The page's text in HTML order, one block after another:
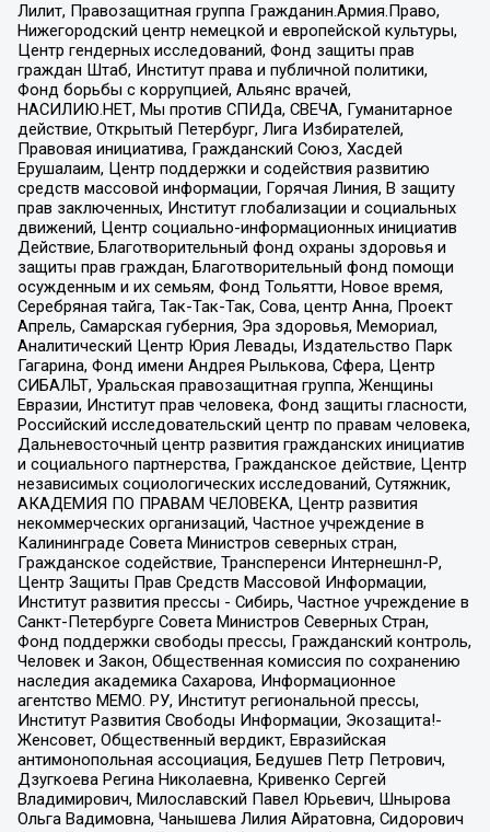
Лилит, Правозащитная группа Гражданин.Армия.Право,
Нижегородский центр немецкой и европейской культуры,
Центр гендерных исследований, Фонд защиты прав
граждан Штаб, Институт права и публичной политики,
Фонд борьбы с коррупцией, Альянс врачей,
НАСИЛИЮ.НЕТ, Мы против СПИДа, СВЕЧА, Гуманитарное
действие, Открытый Петербург, Лига Избирателей,
Правовая инициатива, Гражданский Союз, Хасдей
Ерушалаим, Центр поддержки и содействия развитию
средств массовой информации, Горячая Линия, В защиту
прав заключенных, Институт глобализации и социальных
движений, Центр социально-информационных инициатив
Действие, Благотворительный фонд охраны здоровья и
защиты прав граждан, Благотворительный фонд помощи
осужденным и их семьям, Фонд Тольятти, Новое время,
Серебряная тайга, Так-Так-Так, Сова, центр Анна, Проект
Апрель, Самарская губерния, Эра здоровья, Мемориал,
Аналитический Центр Юрия Левады, Издательство Парк
Гагарина, Фонд имени Андрея Рылькова, Сфера, Центр
СИБАЛЬТ, Уральская правозащитная группа, Женщины
Евразии, Институт прав человека, Фонд защиты гласности,
Российский исследовательский центр по правам человека,
Дальневосточный центр развития гражданских инициатив
и социального партнерства, Гражданское действие, Центр
независимых социологических исследований, Сутяжник,
АКАДЕМИЯ ПО ПРАВАМ ЧЕЛОВЕКА, Центр развития
некоммерческих организаций, Частное учреждение в
Калининграде Совета Министров северных стран,
Гражданское содействие, Трансперенси Интернешнл-Р,
Центр Защиты Прав Средств Массовой Информации,
Институт развития прессы - Сибирь, Частное учреждение в
Санкт-Петербурге Совета Министров Северных Стран,
Фонд поддержки свободы прессы, Гражданский контроль,
Человек и Закон, Общественная комиссия по сохранению
наследия академика Сахарова, Информационное
агентство МЕМО. РУ, Институт региональной прессы,
Институт Развития Свободы Информации, Экозащита!-
Женсовет, Общественный вердикт, Евразийская
антимонопольная ассоциация, Бедушев Петр Петрович,
Дзугкоева Регина Николаевна, Кривенко Сергей
Владимирович, Милославский Павел Юрьевич, Шнырова
Ольга Вадимовна, Чанышева Лилия Айратовна, Сидорович